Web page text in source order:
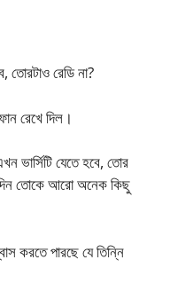
তোরটাও রেডি না?
রেখে দিল।
ভার্সিটি যেতে হবে, তোর
তোকে আরো অনেক কিছু
করতে পারছে যে তিন্নি